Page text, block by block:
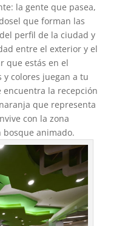
la gente que pasea,
que forman las
perfil de la ciudad y
entre el exterior y el
que estás en el
colores juegan a tu
la recepción
que representa
con la zona
animado.